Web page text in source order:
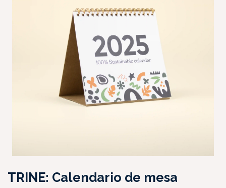
TRINE: Calendario de mesa